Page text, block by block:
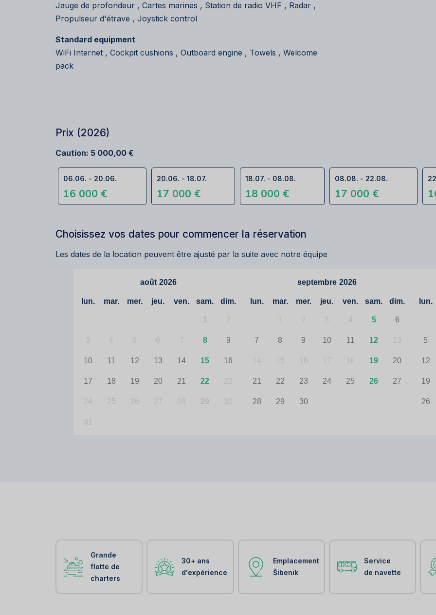
Jauge de profondeur , Cartes marines , Station de radio VHF , Radar ,
Propulseur d'étrave , Joystick control
Standard equipment
WiFi Internet , Cockpit cushions , Outboard engine , Towels , Welcome
pack
Prix (2026)
Caution: 5 000,00 €
06.06. - 20.06. 20.06. - 18.07. 18.07. - 08.08. 08.08. - 22.08.
16 000 € 17 000 € 18 000 € 17 000 €
Choisissez vos dates pour commencer la réservation
Les dates de la location peuvent être ajusté par la suite avec notre équipe
août 2026
lun. mar. mer. jeu. ven. sam. dim.
2
3 4 5 6 7 8 9
10 11 12 13 14 15 16
17 18 19 20 21 22 23
24 25 26 27 28 29 30
31
septembre 2026
lun. mar. mer. jeu. ven. sam. dim.
2 3 4 5 6
7 8 9 10 11 12 13
14 15 16 17 18 19 20
21 22 23 24 25 26 27
28 29 30
lun.
5
12
19
26
Grande
flotte de
charters
30+ ans
d'expérience
Emplacement
Šibenik
Service
de navette